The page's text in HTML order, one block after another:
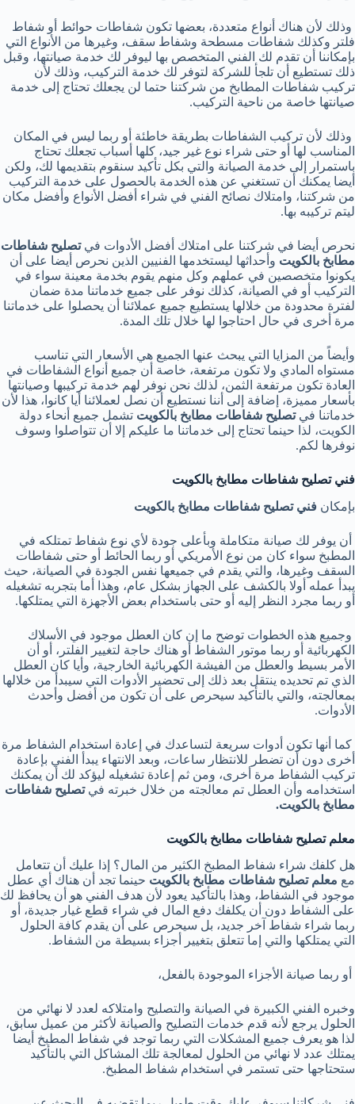
وذلك لأن هناك أنواع متعددة، بعضها تكون شفاطات حوائط أو شفاط
فلتر وكذلك شفاطات مسطحة وشفاط سقف، وغيرها من الأنواع التي
بإمكاننا أن تقدم لك الفني المتخصص بها ليوفر لك خدمة صيانتها، وقبل
ذلك تستطيع أن تلجأ للشركة لتوفر لك خدمة التركيب، وذلك لأن
تركيب شفاطات المطابخ من شركتنا حتما لن يجعلك تحتاج إلى خدمة
صيانتها خاصة من ناحية التركيب.
وذلك لأن تركيب الشفاطات بطريقة خاطئة أو ربما ليس في المكان
المناسب لها أو حتى شراء نوع غير جيد، كلها أسباب تجعلك تحتاج
باستمرار إلى خدمة الصيانة والتي بكل تأكيد سنقوم بتقديمها لك، ولكن
أيضا يمكنك أن تستغني عن هذه الخدمة بالحصول على خدمة التركيب
من شركتنا، وامتلاك نصائح الفني في شراء أفضل الأنواع وأفضل مكان
ليتم تركيبه بها.
نحرص أيضا في شركتنا على امتلاك أفضل الأدوات في تصليح شفاطات
مطابخ بالكويت وأحداثها ليستخدمها الفنيين الذين نحرص أيضا على أن
يكونوا متخصصين في عملهم وكل منهم يقوم بخدمة معينة سواء في
التركيب أو في الصيانة، كذلك نوفر على جميع خدماتنا مدة ضمان
لفترة محدودة من خلالها يستطيع جميع عملائنا أن يحصلوا على خدماتنا
مرة أخرى في حال احتاجوا لها خلال تلك المدة.
وأيضاً من المزايا التي يبحث عنها الجميع هي الأسعار التي تناسب
مستواه المادي ولا تكون مرتفعة، خاصة أن جميع أنواع الشفاطات في
العادة تكون مرتفعة الثمن، لذلك نحن نوفر لهم خدمة تركيبها وصيانتها
بأسعار مميزة، إضافة إلى أننا نستطيع أن نصل لعملائنا أيا كانوا، هذا لأن
خدماتنا في تصليح شفاطات مطابخ بالكويت تشمل جميع أنحاء دولة
الكويت، لذا حينما تحتاج إلى خدماتنا ما عليكم إلا أن تتواصلوا وسوف
نوفرها لكم.
فني تصليح شفاطات مطابخ بالكويت
بإمكان فني تصليح شفاطات مطابخ بالكويت
أن يوفر لك صيانة متكاملة وبأعلى جودة لأي نوع شفاط تمتلكه في
المطبخ سواء كان من نوع الأمريكي أو ربما الحائط أو حتى شفاطات
السقف وغيرها، والتي يقدم في جميعها نفس الجودة في الصيانة، حيث
يبدأ عمله أولا بالكشف على الجهاز بشكل عام، وهذا أما بتجربه تشغيله
أو ربما مجرد النظر إليه أو حتى باستخدام بعض الأجهزة التي يمتلكها.
وجميع هذه الخطوات توضح ما إن كان العطل موجود في الأسلاك
الكهربائية أو ربما موتور الشفاط أو هناك حاجة لتغيير الفلتر، أو أن
الأمر بسيط والعطل من الفيشة الكهربائية الخارجية، وأيا كان العطل
الذي تم تحديده ينتقل بعد ذلك إلى تحضير الأدوات التي سيبدأ من خلالها
بمعالجته، والتي بالتأكيد سيحرص على أن تكون من أفضل وأحدث
الأدوات.
كما أنها تكون أدوات سريعة لتساعدك في إعادة استخدام الشفاط مرة
أخرى دون أن تضطر للانتظار ساعات، وبعد الانتهاء يبدأ الفني بإعادة
تركيب الشفاط مرة أخرى، ومن ثم إعادة تشغيله ليؤكد لك أن يمكنك
استخدامه وأن العطل تم معالجته من خلال خبرته في تصليح شفاطات
مطابخ بالكويت.
معلم تصليح شفاطات مطابخ بالكويت
هل كلفك شراء شفاط المطبخ الكثير من المال؟ إذا عليك أن تتعامل
مع معلم تصليح شفاطات مطابخ بالكويت حينما تجد أن هناك أي عطل
موجود في الشفاط، وهذا بالتأكيد يعود لأن هدف الفني هو أن يحافظ لك
على الشفاط دون أن يكلفك دفع المال في شراء قطع غيار جديدة، أو
ربما شراء شفاط آخر جديد، بل سيحرص على أن يقدم كافة الحلول
التي يمتلكها والتي إما تتعلق بتغيير أجزاء بسيطة من الشفاط.
أو ربما صيانة الأجزاء الموجودة بالفعل،
وخبره الفني الكبيرة في الصيانة والتصليح وامتلاكه لعدد لا نهائي من
الحلول يرجع لأنه قدم خدمات التصليح والصيانة لأكثر من عميل سابق،
لذا هو يعرف جميع المشكلات التي ربما توجد في شفاط المطبخ أيضا
يمتلك عدد لا نهائي من الحلول لمعالجة تلك المشاكل التي بالتأكيد
ستحتاجها حتى تستمر في استخدام شفاط المطبخ.